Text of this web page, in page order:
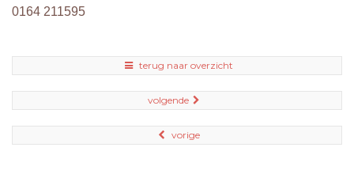
0164 211595
terug naar overzicht
volgende
vorige